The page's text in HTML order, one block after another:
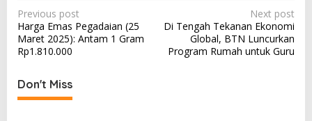
P
o
s
n
Previous post
Harga Emas Pegadaian (25
Maret 2025): Antam 1 Gram
Rp1.810.000
Next post
Di Tengah Tekanan Ekonomi
Global, BTN Luncurkan
Program Rumah untuk Guru
Don't Miss